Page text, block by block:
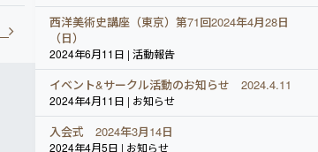
西洋美術史講座（東京）第71回2024年4月28日
（日）
2024年6月11日 | 活動報告
イベント&サークル活動のお知らせ 2024.4.11
2024年4月11日 | お知らせ
入会式 2024年3月14日
2024年4月5日 | お知らせ